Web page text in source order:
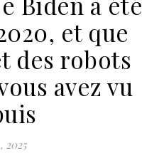
et que
des robots
avez vu
2025